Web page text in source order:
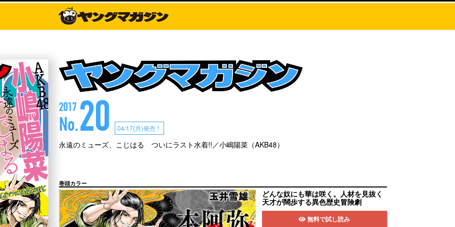
2017
No.20 04/17(月)発売！
永遠のミューズ、こじはる ついにラスト水着!!／小嶋陽菜（AKB48）
巻頭カラー
どんな奴にも華は咲く。人材を見抜く
天才が闊歩する異色歴史冒険劇
無料で試し読み